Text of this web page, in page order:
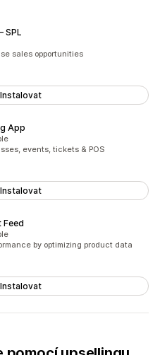
SPL
sales opportunities
Instalovat
App
events, tickets & POS
Instalovat
Feed
by optimizing product data
Instalovat